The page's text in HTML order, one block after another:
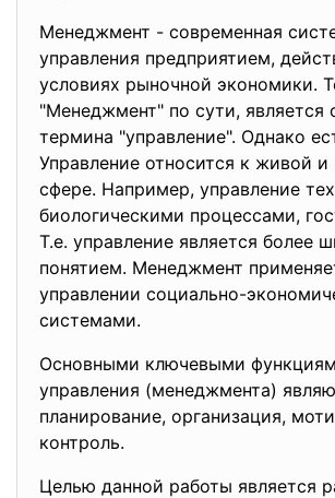
Менеджмент - современная
управления предприятием,
условиях рыночной экономики.
"Менеджмент" по сути, является
термина "управление". Однако
Управление относится к живой
сфере. Например, управление
биологическими процессами,
Т.е. управление является более
понятием. Менеджмент
управлении социально-
системами.
Основными ключевыми
управления (менеджмента)
планирование, организация,
контроль.
Целью данной работы является